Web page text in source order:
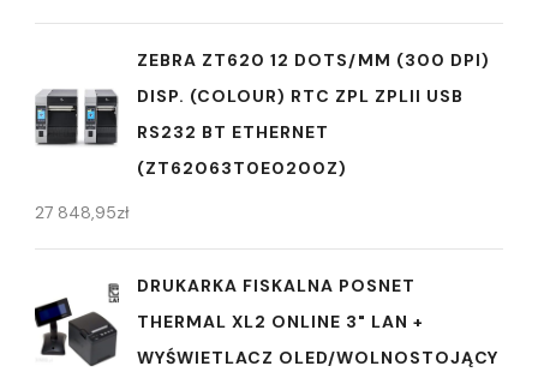
ZEBRA ZT620 12 DOTS/MM (300 DPI)
DISP. (COLOUR) RTC ZPL ZPLII USB
RS232 BT ETHERNET
(ZT62063T0E0200Z)
27 848,95zł
DRUKARKA FISKALNA POSNET
THERMAL XL2 ONLINE 3" LAN +
WYŚWIETLACZ OLED/WOLNOSTOJĄCY